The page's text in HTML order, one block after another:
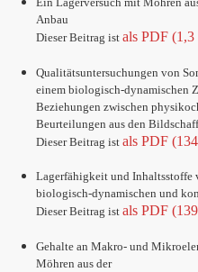
Anbau
Dieser Beitrag ist als PDF
Qualitätsuntersuchungen von
einem biologisch-dynamischen
Beziehungen zwischen
Beurteilungen aus den
Dieser Beitrag ist als PDF
Lagerfähigkeit und Inhaltsstoffe
biologisch-dynamischen und
Dieser Beitrag ist als PDF
Gehalte an Makro- und
Möhren aus der